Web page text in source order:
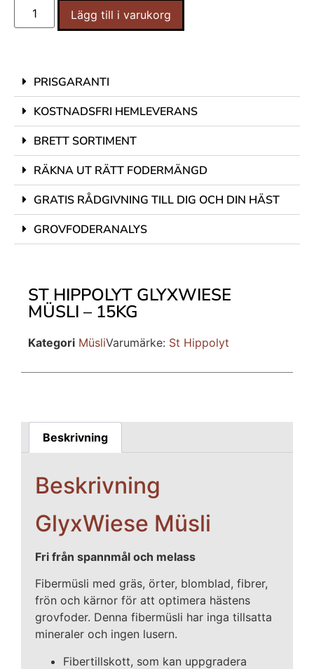
Lägg till i varukorg
PRISGARANTI
KOSTNADSFRI HEMLEVERANS
BRETT SORTIMENT
RÄKNA UT RÄTT FODERMÄNGD
GRATIS RÅDGIVNING TILL DIG OCH DIN HÄST
GROVFODERANALYS
ST HIPPOLYT GLYXWIESE
MÜSLI – 15KG
Kategori MüsliVarumärke: St Hippolyt
Beskrivning
Beskrivning
GlyxWiese Müsli
Fri från spannmål och melass
Fibermüsli med gräs, örter, blomblad, fibrer,
frön och kärnor för att optimera hästens
grovfoder. Denna fibermüsli har inga tillsatta
mineraler och ingen lusern.
Fibertillskott, som kan uppgradera